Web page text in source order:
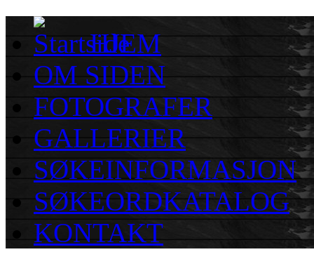
HJEM
OM SIDEN
FOTOGRAFER
GALLERIER
SØKEINFORMASJON
SØKEORDKATALOG
KONTAKT